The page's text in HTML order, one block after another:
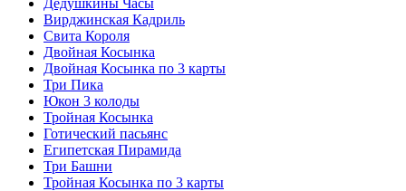
Вирджинская Кадриль
Свита Короля
Двойная Косынка
Двойная Косынка по 3 карты
Три Пика
Юкон 3 колоды
Тройная Косынка
Готический пасьянс
Египетская Пирамида
Три Башни
Тройная Косынка по 3 карты